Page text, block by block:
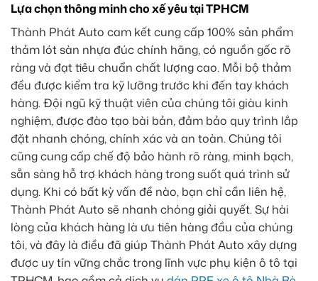
Lựa chọn thông minh cho xế yêu tại TPHCM
Thành Phát Auto cam kết cung cấp 100% sản phẩm
thảm lót sàn nhựa đúc chính hãng, có nguồn gốc rõ
ràng và đạt tiêu chuẩn chất lượng cao. Mỗi bộ thảm
đều được kiểm tra kỹ lưỡng trước khi đến tay khách
hàng. Đội ngũ kỹ thuật viên của chúng tôi giàu kinh
nghiệm, được đào tạo bài bản, đảm bảo quy trình lắp
đặt nhanh chóng, chính xác và an toàn. Chúng tôi
cũng cung cấp chế độ bảo hành rõ ràng, minh bạch,
sẵn sàng hỗ trợ khách hàng trong suốt quá trình sử
dụng. Khi có bất kỳ vấn đề nào, bạn chỉ cần liên hệ,
Thành Phát Auto sẽ nhanh chóng giải quyết. Sự hài
lòng của khách hàng là ưu tiên hàng đầu của chúng
tôi, và đây là điều đã giúp Thành Phát Auto xây dựng
được uy tín vững chắc trong lĩnh vực phụ kiện ô tô tại